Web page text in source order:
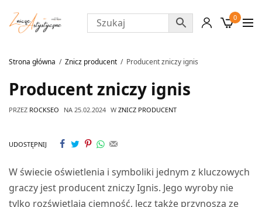
0
Strona główna Znicz producent Producent zniczy ignis
Producent zniczy ignis
PRZEZ ROCKSEO NA 25.02.2024 W ZNICZ PRODUCENT
UDOSTĘPNIJ
W świecie oświetlenia i symboliki jednym z kluczowych
graczy jest producent zniczy Ignis. Jego wyroby nie
tylko rozświetlają ciemność, lecz także przynoszą ze